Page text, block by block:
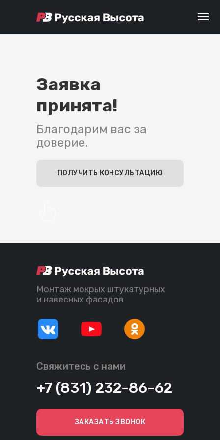
Заявка
принята!
Благодарим вас за
доверие.
ПОЛУЧИТЬ КОНСУЛЬТАЦИЮ
Монтаж мокрых штукатурных
и навесных фасадов
Свяжитесь с нами
+7 (831) 232-86-62
ЗАКАЗАТЬ ЗВОНОК